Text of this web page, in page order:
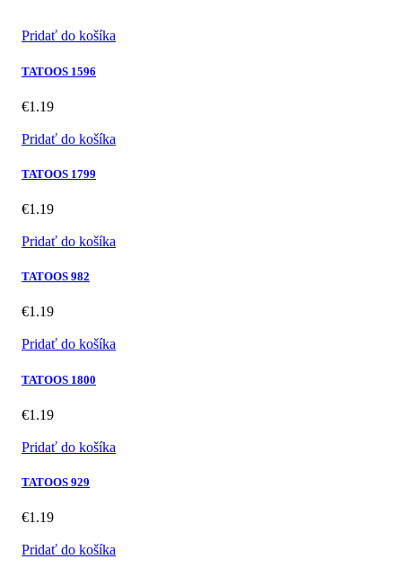
Pridať do košíka
TATOOS 1596
€1.19
Pridať do košíka
TATOOS 1799
€1.19
Pridať do košíka
TATOOS 982
€1.19
Pridať do košíka
TATOOS 1800
€1.19
Pridať do košíka
TATOOS 929
€1.19
Pridať do košíka